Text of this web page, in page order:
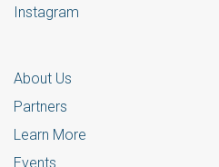
Instagram
About Us
Partners
Learn More
Events